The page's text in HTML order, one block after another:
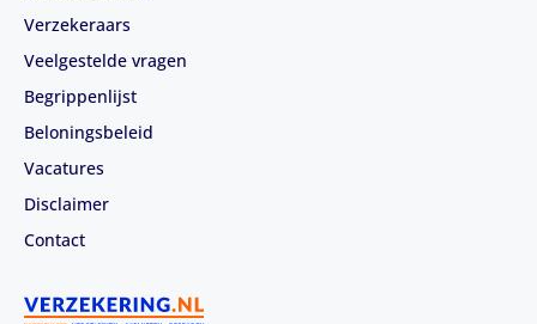
Verzekeraars
Veelgestelde vragen
Begrippenlijst
Beloningsbeleid
Vacatures
Disclaimer
Contact